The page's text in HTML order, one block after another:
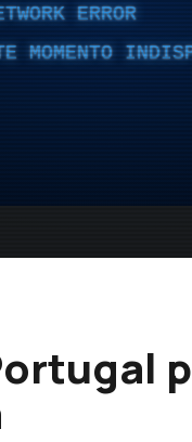
ERROR
MOMENTO